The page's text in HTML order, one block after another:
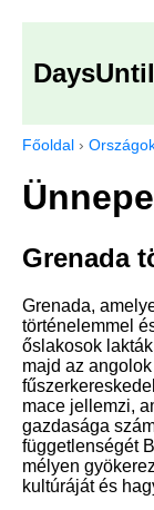
Főoldal ›
Grenada
Grenada,
történelemmel
őslakosok
majd az
mace jellemzi,
gazdasága
függetlenségét
mélyen
kultúráját és